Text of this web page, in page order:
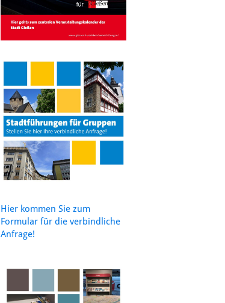
Hier kommen Sie zum
Formular für die verbindliche
Anfrage!